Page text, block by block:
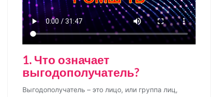
1. Что означает
выгодополучатель?
Выгодополучатель – это лицо, или группа лиц,